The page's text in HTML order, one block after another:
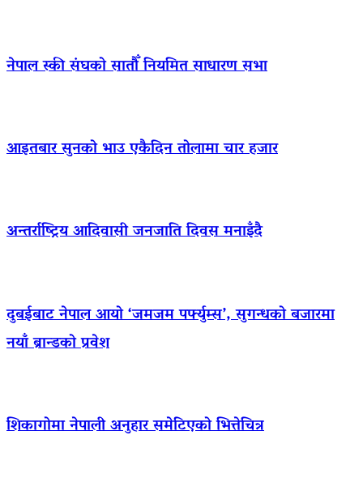
नेपाल स्की संघको सातौँ नियमित साधारण सभा
आइतबार सुनको भाउ एकैदिन तोलामा चार हजार
अन्तर्राष्ट्रिय आदिवासी जनजाति दिवस मनाइँदै
दुबईबाट नेपाल आयो ‘जमजम पर्फ्युम्स’, सुगन्धको बजारमा
नयाँ ब्रान्डको प्रवेश
शिकागोमा नेपाली अनुहार समेटिएको भित्तेचित्र